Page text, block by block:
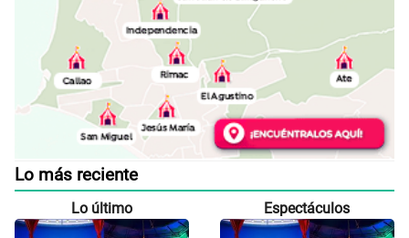
Lo más reciente
Lo último Espectáculos